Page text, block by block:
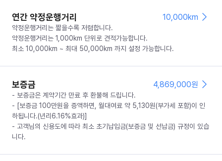
연간 약정운행거리 10,000km
약정운행거리는 짧을수록 저렴합니다.
약정운행거리는 1,000km 단위로 견적가능합니다.
최소 10,000km ~ 최대 50,000km 까지 설정 가능합니다.
보증금 4,869,000원
- 보증금은 계약기간 만료 후 환불해 드립니다.
- [보증금 100만원을 증액하면, 월대여료 약 5,130원(부가세 포함)이 인
하됩니다.(년리6.16%효과)]
- 고객님의 신용도에 따라 최소 초기납입금(보증금 및 선납금) 규정이 있습
니다.